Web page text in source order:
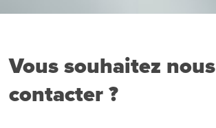
Vous souhaitez nous
contacter ?